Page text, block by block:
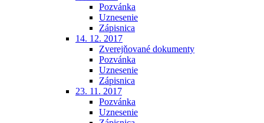
Pozvánka
Uznesenie
Zápisnica
14. 12. 2017
Zverejňované dokumenty
Pozvánka
Uznesenie
Zápisnica
23. 11. 2017
Pozvánka
Uznesenie